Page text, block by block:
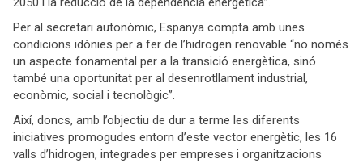
Per al secretari autonòmic, Espanya compta amb unes
condicions idònies per a fer de l’hidrogen renovable “no només
un aspecte fonamental per a la transició energètica, sinó
també una oportunitat per al desenrotllament industrial,
econòmic, social i tecnològic”.
Així, doncs, amb l’objectiu de dur a terme les diferents
iniciatives promogudes entorn d’este vector energètic, les 16
valls d’hidrogen, integrades per empreses i organitzacions